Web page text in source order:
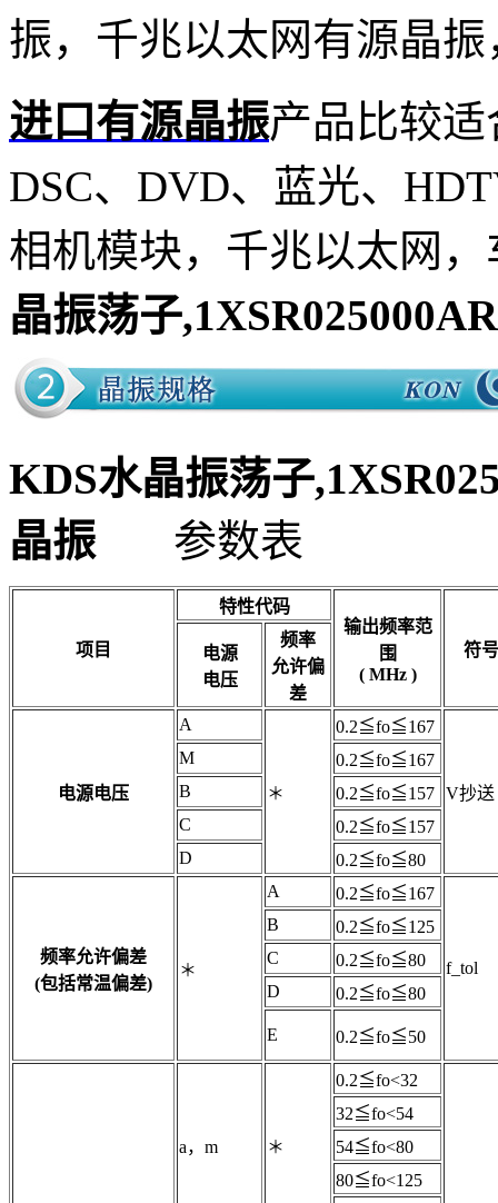
振，千兆以太网有源晶
进口有源晶振产品比较
DSC、DVD、蓝光、
相机模块，千兆以太网
晶振荡子
KDS水晶振荡子
晶振 参数表
项目
特性代码
输出频率范
围
( MHz )
符号
电源
电压
频率
允许偏
差
电源电压
A
＊
0.2≦fo≦167
V抄送
M
0.2≦fo≦167
B
0.2≦fo≦157
C
0.2≦fo≦157
D
0.2≦fo≦80
频率允许偏差
(包括常温偏差)
＊
A 0.2≦fo≦167
f_tol
B
0.2≦fo≦125
C
0.2≦fo≦80
D
0.2≦fo≦80
E 0.2≦fo≦50
a，m ＊
0.2≦fo<32
32≦fo<54
54≦fo<80
80≦fo<125